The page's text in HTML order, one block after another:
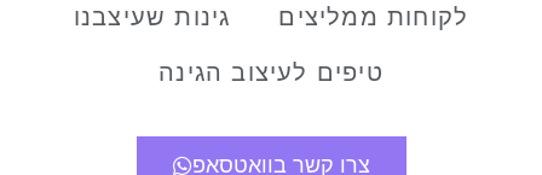
לקוחות ממליצים
גינות שעיצבנו
טיפים לעיצוב הגינה
צרו קשר בוואטסאפ